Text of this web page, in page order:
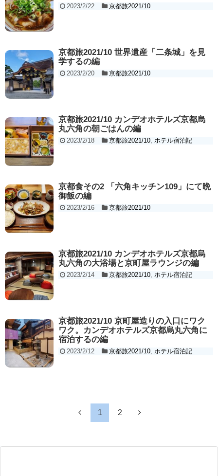
2023/2/22 京都旅2021/10
京都旅2021/10 世界遺産「二条城」を見
学するの編
2023/2/20 京都旅2021/10
京都旅2021/10 カンデオホテルズ京都烏
丸六角の朝ごはんの編
2023/2/18 京都旅2021/10, ホテル宿泊記
京都食その2 「六角キッチン109」にて晩
御飯の編
2023/2/16 京都旅2021/10
京都旅2021/10 カンデオホテルズ京都烏
丸六角の大浴場と京町屋ラウンジの編
2023/2/14 京都旅2021/10, ホテル宿泊記
京都旅2021/10 京町屋造りの入口にワク
ワク。カンデオホテルズ京都烏丸六角に
宿泊するの編
2023/2/12 京都旅2021/10, ホテル宿泊記
1 2